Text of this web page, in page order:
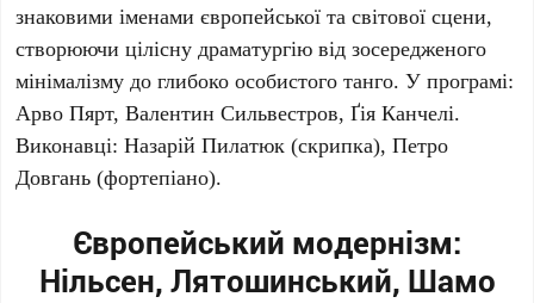
знаковими іменами європейської та світової сцени,
створюючи цілісну драматургію від зосередженого
мінімалізму до глибоко особистого танго. У програмі:
Арво Пярт,Валентин Сильвестров,Ґія Канчелі.
Виконавці:Назарій Пилатюк (скрипка),Петро
Довгань (фортепіано).
Європейський модернізм:
Нільсен, Лятошинський, Шамо